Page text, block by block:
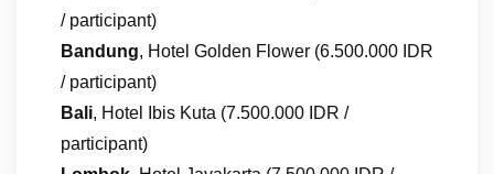
/ participant)
Bandung, Hotel Golden Flower (6.500.000 IDR
/ participant)
Bali, Hotel Ibis Kuta (7.500.000 IDR /
participant)